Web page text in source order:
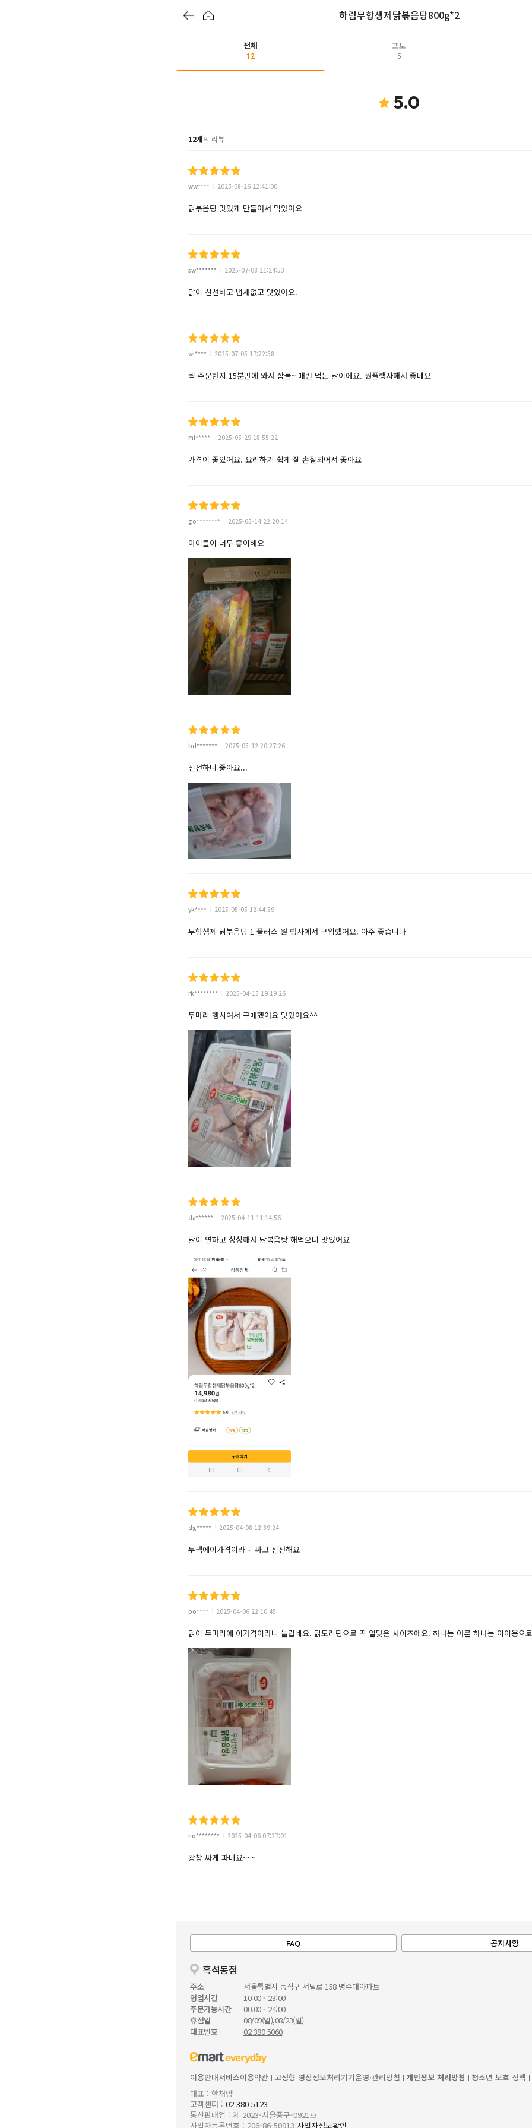
하림무항생제닭볶음탕800g*2
전체
12
포토
5
5.0
12개의 리뷰
ww**** 2025-08-26 22:41:00
닭볶음탕 맛있게 만들어서 먹었어요
sw******* 2025-07-08 21:24:53
닭이 신선하고 냄새없고 맛있어요.
wi**** 2025-07-05 17:22:58
퀵 주문한지 15분만에 와서 깜놀~ 매번 먹는 닭이에요. 원플행사해서 좋네요
mi***** 2025-05-29 18:55:22
가격이 좋았어요. 요리하기 쉽게 잘 손질되어서 좋아요
go******** 2025-05-14 22:20:14
아이들이 너무 좋아해요
bd******* 2025-05-12 20:27:26
신선하니 좋아요...
yk**** 2025-05-05 12:44:59
무항생제 닭볶음탕 1 플러스 원 행사에서 구입했어요. 아주 좋습니다
rk******** 2025-04-15 19:19:26
두마리 행사여서 구매했어요 맛있어요^^
da****** 2025-04-11 11:14:56
닭이 연하고 싱싱해서 닭볶음탕 해먹으니 맛있어요
dg***** 2025-04-08 12:39:24
두팩에이가격이라니 싸고 신선해요
po**** 2025-04-06 22:10:45
닭이 두마리에 이가격이라니 놀랍네요. 닭도리탕으로 딱 알맞은 사이즈에요. 하나는 어른 하나는 아이용으
no******** 2025-04-06 07:27:01
왕창 싸게 파네요~~~
FAQ 공지사항
흑석동점
주소
서울특별시 동작구 서달로 158 명수대아파트
영업시간
10:00 - 23:00
주문가능시간
00:00 - 24:00
휴점일
08/09(일),08/23(일)
대표번호
02 380 5060
이용안내서비스이용약관 고정형 영상정보처리기기운영·관리방침 개인정보 처리방침
청소년 보호 정책
대표 : 한채양
고객센터 : 02 380 5123
통신판매업 : 제 2023-서울중구-0921호
사업자등록번호 : 206-86-50913 사업자정보확인